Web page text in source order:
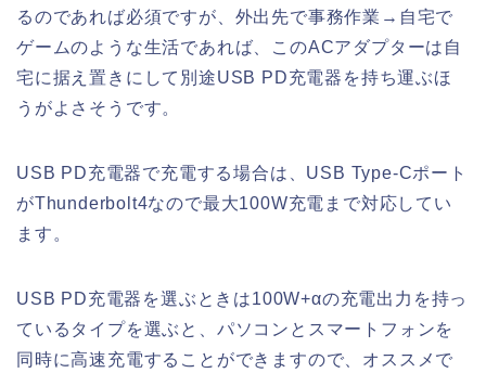
るのであれば必須ですが、外出先で事務作業→自宅で
ゲームのような生活であれば、このACアダプターは自
宅に据え置きにして別途USB PD充電器を持ち運ぶほ
うがよさそうです。
USB PD充電器で充電する場合は、USB Type-Cポート
がThunderbolt4なので最大100W充電まで対応してい
ます。
USB PD充電器を選ぶときは100W+αの充電出力を持っ
ているタイプを選ぶと、パソコンとスマートフォンを
同時に高速充電することができますので、オススメで